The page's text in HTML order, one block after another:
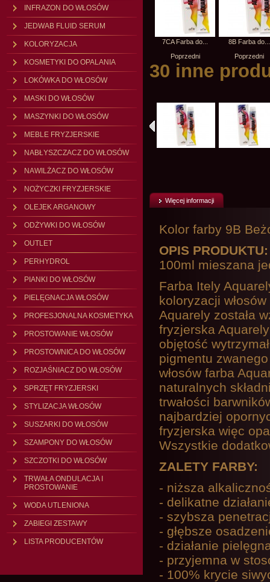
INFRAZON DO WŁOSÓW
JEDWAB FLUID SERUM
KOLORYZACJA
KOSMETYKI DO OPALANIA
LOKÓWKA DO WŁOSÓW
MASKI DO WŁOSÓW
MASZYNKI DO WŁOSÓW
MEBLE FRYZJERSKIE
NABŁYSZCZACZ DO WŁOSÓW
NAWILŻACZ DO WŁOSÓW
NOŻYCZKI FRYZJERSKIE
OLEJEK ARGANOWY
ODŻYWKI DO WŁOSÓW
OUTLET
PERHYDROL
PIANKI DO WŁOSÓW
PIELĘGNACJA WŁOSÓW
PROFESJONALNA KOSMETYKA
PROSTOWANIE WŁOSÓW
PROSTOWNICA DO WŁOSÓW
ROZJAŚNIACZ DO WŁOSÓW
SPRZĘT FRYZJERSKI
STYLIZACJA WŁOSÓW
SUSZARKI DO WŁOSÓW
SZAMPONY DO WŁOSÓW
SZCZOTKI DO WŁOSÓW
TRWAŁA ONDULACJA I
PROSTOWANIE
WODA UTLENIONA
ZABIEGI ZESTAWY
LISTA PRODUCENTÓW
7C Farba do...
Poprzedni
Poprzedni
7CA Farba do...
Poprzedni
8B Farba do...
Poprzedni
30 inne
Więcej informacji
Kolor farby 9B
OPIS
100ml mieszana
Farba Itely
koloryzacji
Aquarely została
fryzjerska
objętość
pigmentu
włosów farba
naturalnych
trwałości
najbardziej
fryzjerska więc
Wszystkie
ZALETY FARBY:
- niższa
- delikatne
- szybsza
- głębsze
- działanie
- przyjemna w
- 100% krycie